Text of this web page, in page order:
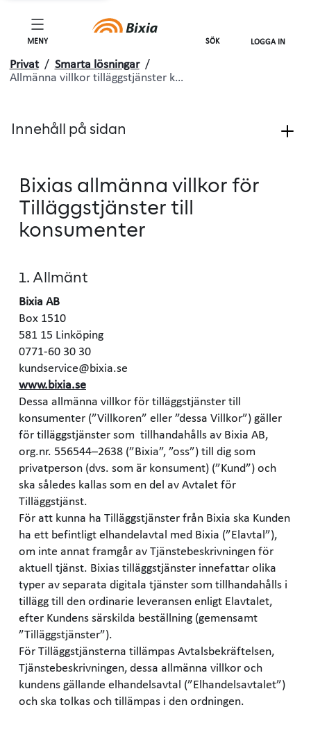
MENY SÖK LOGGA IN
Privat / Smarta lösningar /
Allmänna villkor tilläggstjänster k…
Innehåll på sidan
Bixias allmänna villkor för
Tilläggstjänster till
konsumenter
1. Allmänt
Bixia AB
Box 1510
581 15 Linköping
0771-60 30 30
kundservice@bixia.se
www.bixia.se
Dessa allmänna villkor för tilläggstjänster till
konsumenter (”Villkoren” eller ”dessa Villkor”) gäller
för tilläggstjänster som tillhandahålls av Bixia AB,
org.nr. 556544–2638 (”Bixia”, ”oss”) till dig som
privatperson (dvs. som är konsument) (”Kund”) och
ska således kallas som en del av Avtalet för
Tilläggstjänst.
För att kunna ha Tilläggstjänster från Bixia ska Kunden
ha ett befintligt elhandelavtal med Bixia (”Elavtal”),
om inte annat framgår av Tjänstebeskrivningen för
aktuell tjänst. Bixias tilläggstjänster innefattar olika
typer av separata digitala tjänster som tillhandahålls i
tillägg till den ordinarie leveransen enligt Elavtalet,
efter Kundens särskilda beställning (gemensamt
”Tilläggstjänster”).
För Tilläggstjänsterna tillämpas Avtalsbekräftelsen,
Tjänstebeskrivningen, dessa allmänna villkor och
kundens gällande elhandelsavtal (”Elhandelsavtalet”)
och ska tolkas och tillämpas i den ordningen.